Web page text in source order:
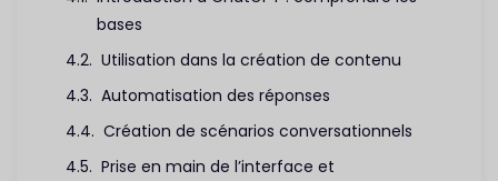
bases
Utilisation dans la création de contenu
Automatisation des réponses
Création de scénarios conversationnels
Prise en main de l’interface et